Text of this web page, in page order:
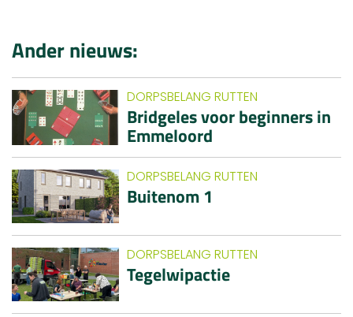
Ander nieuws:
DORPSBELANG RUTTEN
Bridgeles voor beginners in
Emmeloord
DORPSBELANG RUTTEN
Buitenom 1
DORPSBELANG RUTTEN
Tegelwipactie